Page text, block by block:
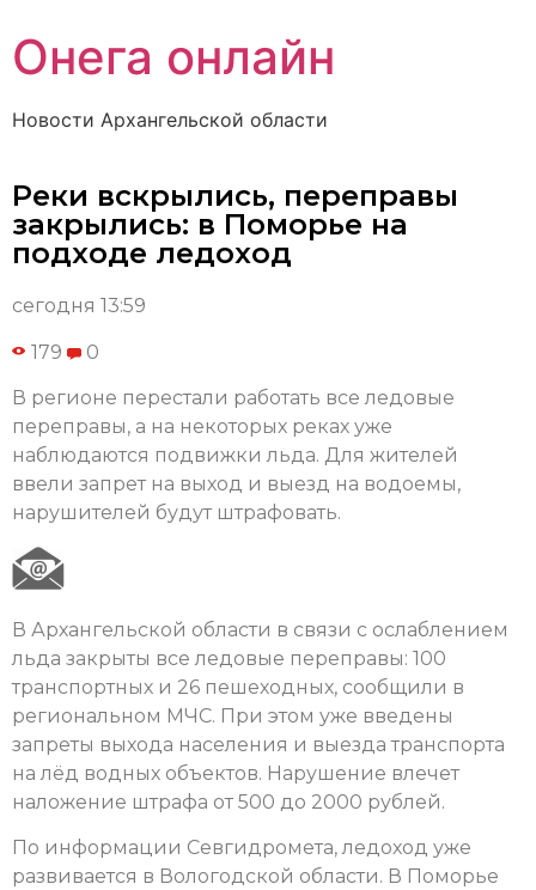
Онега онлайн
Новости Архангельской области
Реки вскрылись, переправы
закрылись: в Поморье на
подходе ледоход
сегодня 13:59
179 0
В регионе перестали работать все ледовые
переправы, а на некоторых реках уже
наблюдаются подвижки льда. Для жителей
ввели запрет на выход и выезд на водоемы,
нарушителей будут штрафовать.
В Архангельской области в связи с ослаблением
льда закрыты все ледовые переправы: 100
транспортных и 26 пешеходных, сообщили в
региональном МЧС. При этом уже введены
запреты выхода населения и выезда транспорта
на лёд водных объектов. Нарушение влечет
наложение штрафа от 500 до 2000 рублей.
По информации Севгидромета, ледоход уже
развивается в Вологодской области. В Поморье